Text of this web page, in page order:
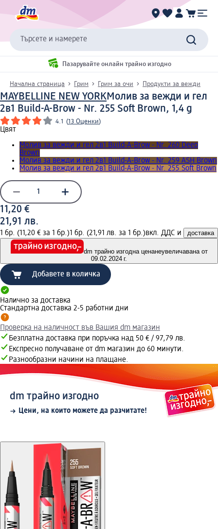
Търсете и намерете
Пазарувайте онлайн трайно изгодно
Начална страница Грим Грим за очи Продукти за вежди
MAYBELLINE NEW YORKМолив за вежди и гел
2в1 Build-A-Brow - Nr. 255 Soft Brown, 1,4 g
4.1 (13 Оценки)
Цвят
Молив за вежди и гел 2в1 Build-A-Brow - Nr. 260 Deep
Brown
Молив за вежди и гел 2в1 Build-A-Brow - Nr. 259 ASH Brown
Молив за вежди и гел 2в1 Build-A-Brow - Nr. 255 Soft Brown
11,20 €
21,91 лв.
1 бр. (11,20 € за 1 бр.)1 бр. (21,91 лв. за 1 бр.)вкл. ДДС и доставка
dm трайно изгодна ценанеувеличавана от
09.02.2024 г.
Добавете в количка
Налично за доставка
Стандартна доставка 2-5 работни дни
Проверка на наличност във Вашия dm магазин
Безплатна доставка при поръчка над 50 € / 97,79 лв.
Експресно получаване от dm магазин до 60 минути.
Разнообразни начини на плащане.
dm трайно изгодно
Цени, на които можете да разчитате!